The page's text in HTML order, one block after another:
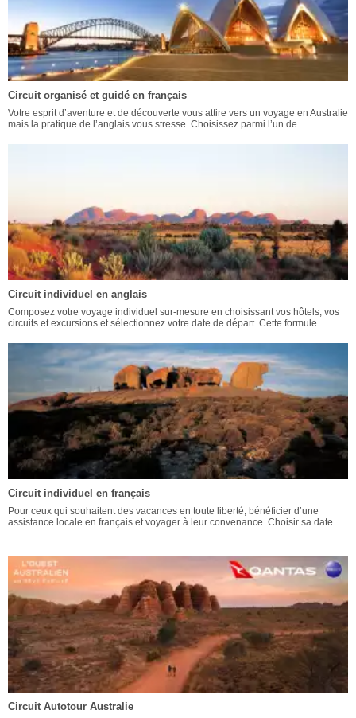
Circuit organisé et guidé en français
Votre esprit d’aventure et de découverte vous attire vers un voyage en Australie
mais la pratique de l’anglais vous stresse. Choisissez parmi l’un de ...
Circuit individuel en anglais
Composez votre voyage individuel sur-mesure en choisissant vos hôtels, vos
circuits et excursions et sélectionnez votre date de départ. Cette formule ...
Circuit individuel en français
Pour ceux qui souhaitent des vacances en toute liberté, bénéficier d’une
assistance locale en français et voyager à leur convenance. Choisir sa date ...
Circuit Autotour Australie